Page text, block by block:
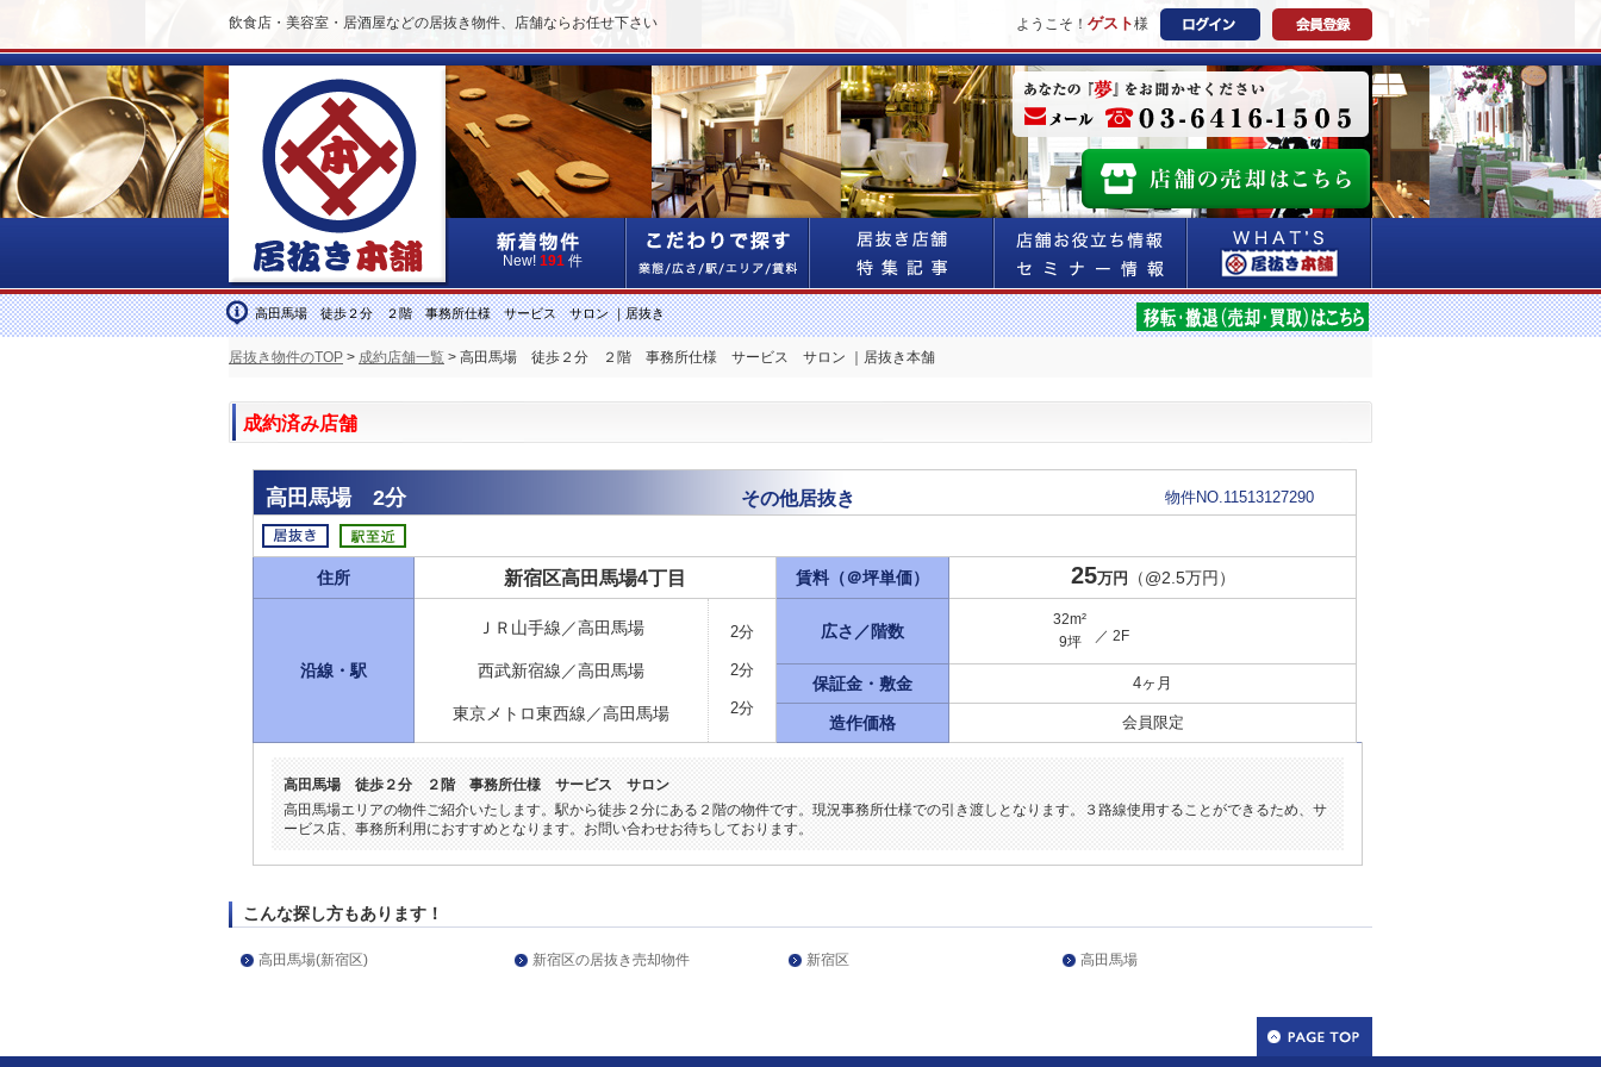
飲食店・美容室・居酒屋などの居抜き物件、店舗ならお任せ下さい ようこそ！ ゲスト様
New! 191 件
高田馬場 徒歩２分 ２階 事務所仕様 サービス サロン ｜居抜き
居抜き物件のTOP > 成約店舗一覧 > 高田馬場 徒歩２分 ２階 事務所仕様 サービス サロン ｜居抜き本舗
成約済み店舗
高田馬場 2分 その他居抜き 物件NO.11513127290
住所 新宿区高田馬場4丁目 賃料（＠坪単価） 25万円 （@2.5万円）
沿線・駅
ＪＲ山手線／高田馬場
西武新宿線／高田馬場
東京メトロ東西線／高田馬場
2分
2分
2分
広さ／階数
32m²
9坪
／ 2F
保証金・敷金 4ヶ月
造作価格 会員限定
高田馬場 徒歩２分 ２階 事務所仕様 サービス サロン
高田馬場エリアの物件ご紹介いたします。駅から徒歩２分にある２階の物件です。現況事務所仕様での引き渡しとなります。３路線使用することができるため、サ
ービス店、事務所利用におすすめとなります。お問い合わせお待ちしております。
こんな探し方もあります！
高田馬場(新宿区) 新宿区の居抜き売却物件 新宿区 高田馬場